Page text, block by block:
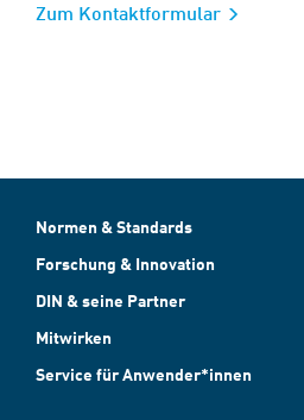
Zum Kontaktformular
Normen & Standards
Forschung & Innovation
DIN & seine Partner
Mitwirken
Service für Anwender*innen